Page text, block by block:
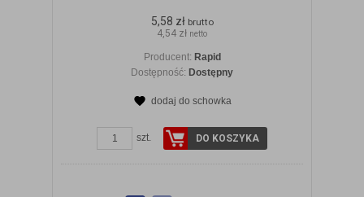
5,58 zł brutto
4,54 zł netto
Producent: Rapid
Dostępność: Dostępny
dodaj do schowka
szt. DO KOSZYKA